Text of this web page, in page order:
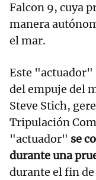
Falcon 9, cuya
manera
el mar.
Este "actuador"
del empuje del
Steve Stich,
Tripulación
"actuador" se
durante una
durante el fin de